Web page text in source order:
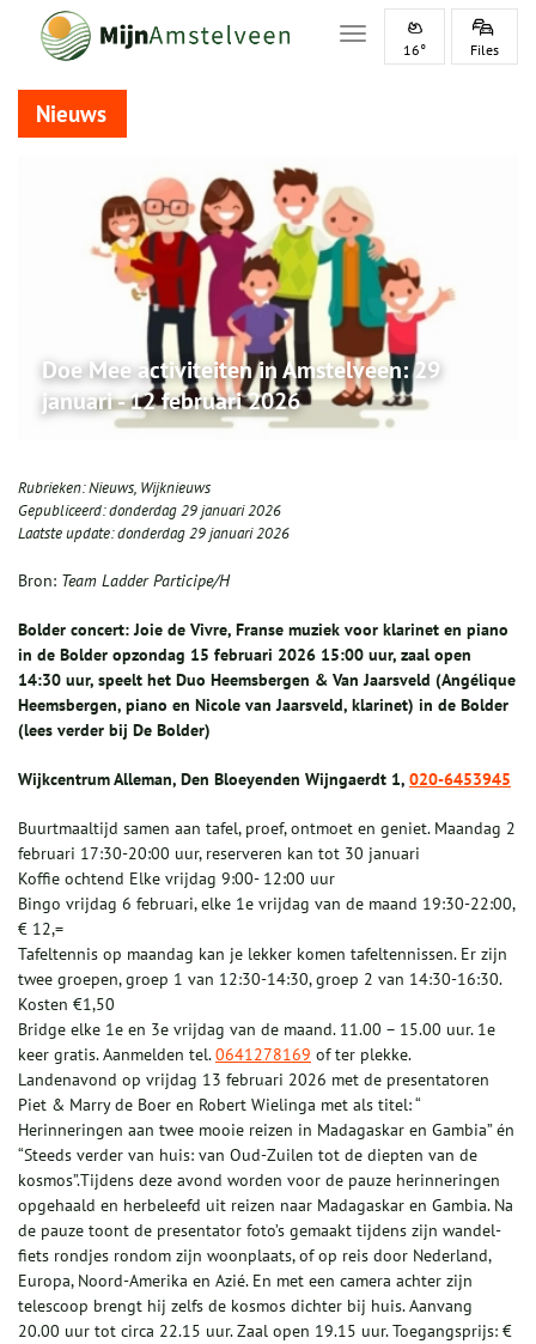
Toggle navigation
16° Files
Nieuws
Doe Mee activiteiten in Amstelveen: 29
januari - 12 februari 2026
Rubrieken:Nieuws, Wijknieuws
Gepubliceerd:donderdag 29 januari 2026
Laatste update:donderdag 29 januari 2026
Bron: Team Ladder Participe/H
Bolder concert: Joie de Vivre, Franse muziek voor klarinet en piano
in de Bolder opzondag 15 februari 2026 15:00 uur, zaal open
14:30 uur, speelt het Duo Heemsbergen & Van Jaarsveld (Angélique
Heemsbergen, piano en Nicole van Jaarsveld, klarinet) in de Bolder
(lees verder bij De Bolder)
Wijkcentrum Alleman, Den Bloeyenden Wijngaerdt 1, 020-6453945
Buurtmaaltijd samen aan tafel, proef, ontmoet en geniet. Maandag 2
februari 17:30-20:00 uur, reserveren kan tot 30 januari
Koffie ochtend Elke vrijdag 9:00- 12:00 uur
Bingo vrijdag 6 februari, elke 1e vrijdag van de maand 19:30-22:00,
€ 12,=
Tafeltennis op maandag kan je lekker komen tafeltennissen. Er zijn
twee groepen, groep 1 van 12:30-14:30, groep 2 van 14:30-16:30.
Kosten €1,50
Bridge elke 1e en 3e vrijdag van de maand. 11.00 – 15.00 uur. 1e
keer gratis. Aanmelden tel.0641278169 of ter plekke.
Landenavond op vrijdag 13 februari 2026 met de presentatoren
Piet & Marry de Boer en Robert Wielinga met als titel: “
Herinneringen aan twee mooie reizen in Madagaskar en Gambia” én
“Steeds verder van huis: van Oud-Zuilen tot de diepten van de
kosmos”.Tijdens deze avond worden voor de pauze herinneringen
opgehaald en herbeleefd uit reizen naar Madagaskar en Gambia. Na
de pauze toont de presentator foto’s gemaakt tijdens zijn wandel-
fiets rondjes rondom zijn woonplaats, of op reis door Nederland,
Europa, Noord-Amerika en Azié. En met een camera achter zijn
telescoop brengt hij zelfs de kosmos dichter bij huis. Aanvang
20.00 uur tot circa 22.15 uur. Zaal open 19.15 uur. Toegangsprijs: €